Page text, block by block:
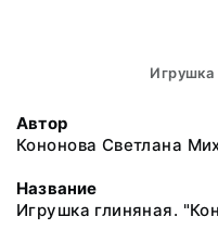
Игрушка
Автор
Кононова Светлана
Название
Игрушка глиняная.